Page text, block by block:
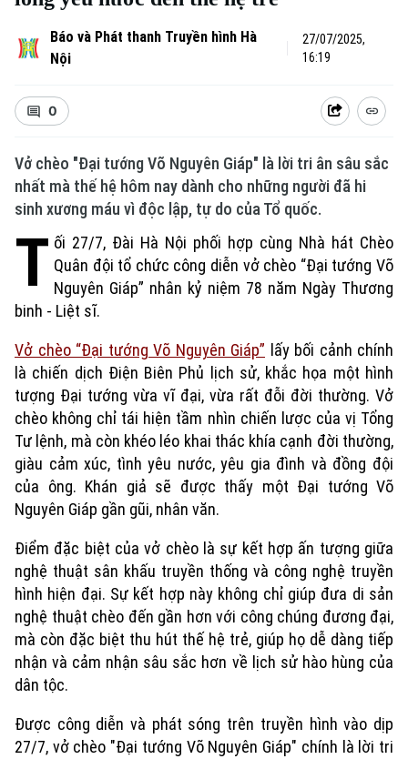
Xu hướng
Báo và Phát thanh Truyền hình Hà
Nội
27/07/2025,
16:19
0
Vở chèo "Đại tướng Võ Nguyên Giáp" là lời tri ân sâu sắc
nhất mà thế hệ hôm nay dành cho những người đã hi
sinh xương máu vì độc lập, tự do của Tổ quốc.
T ối 27/7, Đài Hà Nội phối hợp cùng Nhà hát Chèo
Quân đội tổ chức công diễn vở chèo “Đại tướng Võ
Nguyên Giáp” nhân kỷ niệm 78 năm Ngày Thương
binh - Liệt sĩ.
Vở chèo “Đại tướng Võ Nguyên Giáp” lấy bối cảnh chính
là chiến dịch Điện Biên Phủ lịch sử, khắc họa một hình
tượng Đại tướng vừa vĩ đại, vừa rất đỗi đời thường. Vở
chèo không chỉ tái hiện tầm nhìn chiến lược của vị Tổng
Tư lệnh, mà còn khéo léo khai thác khía cạnh đời thường,
giàu cảm xúc, tình yêu nước, yêu gia đình và đồng đội
của ông. Khán giả sẽ được thấy một Đại tướng Võ
Nguyên Giáp gần gũi, nhân văn.
Điểm đặc biệt của vở chèo là sự kết hợp ấn tượng giữa
nghệ thuật sân khấu truyền thống và công nghệ truyền
hình hiện đại. Sự kết hợp này không chỉ giúp đưa di sản
nghệ thuật chèo đến gần hơn với công chúng đương đại,
mà còn đặc biệt thu hút thế hệ trẻ, giúp họ dễ dàng tiếp
nhận và cảm nhận sâu sắc hơn về lịch sử hào hùng của
dân tộc.
Được công diễn và phát sóng trên truyền hình vào dịp
27/7, vở chèo "Đại tướng Võ Nguyên Giáp" chính là lời tri